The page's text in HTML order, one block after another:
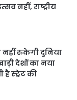
नहीं, राष्ट्रीय
नहीं रुकेगी दुनिया
देशों का नया
स्ट्रेट की